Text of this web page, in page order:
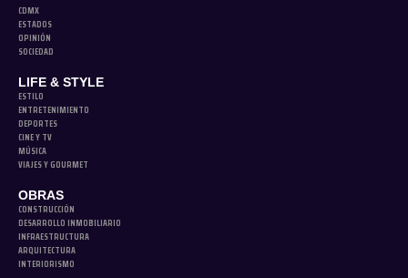
CDMX
ESTADOS
OPINIÓN
SOCIEDAD
LIFE & STYLE
ESTILO
ENTRETENIMIENTO
DEPORTES
CINE Y TV
MÚSICA
VIAJES Y GOURMET
OBRAS
CONSTRUCCIÓN
DESARROLLO INMOBILIARIO
INFRAESTRUCTURA
ARQUITECTURA
INTERIORISMO